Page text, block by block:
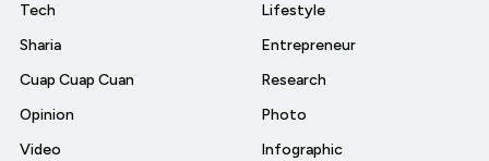
Tech
Sharia
Cuap Cuap Cuan
Opinion
Video
Lifestyle
Entrepreneur
Research
Photo
Infographic